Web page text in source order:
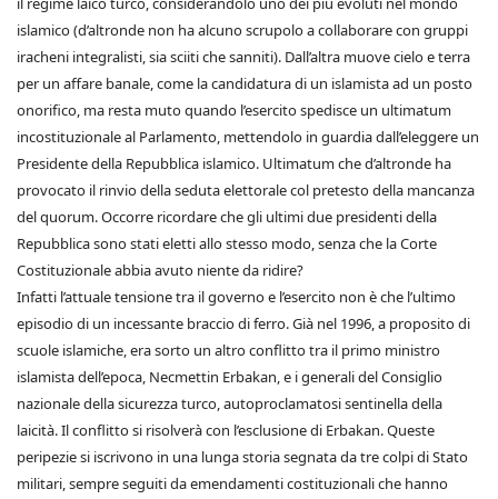
islamico (d’altronde non ha alcuno scrupolo a collaborare con gruppi
iracheni integralisti, sia sciiti che sanniti). Dall’altra muove cielo e terra
per un affare banale, come la candidatura di un islamista ad un posto
onorifico, ma resta muto quando l’esercito spedisce un ultimatum
incostituzionale al Parlamento, mettendolo in guardia dall’eleggere un
Presidente della Repubblica islamico. Ultimatum che d’altronde ha
provocato il rinvio della seduta elettorale col pretesto della mancanza
del quorum. Occorre ricordare che gli ultimi due presidenti della
Repubblica sono stati eletti allo stesso modo, senza che la Corte
Costituzionale abbia avuto niente da ridire?
Infatti l’attuale tensione tra il governo e l’esercito non è che l’ultimo
episodio di un incessante braccio di ferro. Già nel 1996, a proposito di
scuole islamiche, era sorto un altro conflitto tra il primo ministro
islamista dell’epoca, Necmettin Erbakan, e i generali del Consiglio
nazionale della sicurezza turco, autoproclamatosi sentinella della
laicità. Il conflitto si risolverà con l’esclusione di Erbakan. Queste
peripezie si iscrivono in una lunga storia segnata da tre colpi di Stato
militari, sempre seguiti da emendamenti costituzionali che hanno